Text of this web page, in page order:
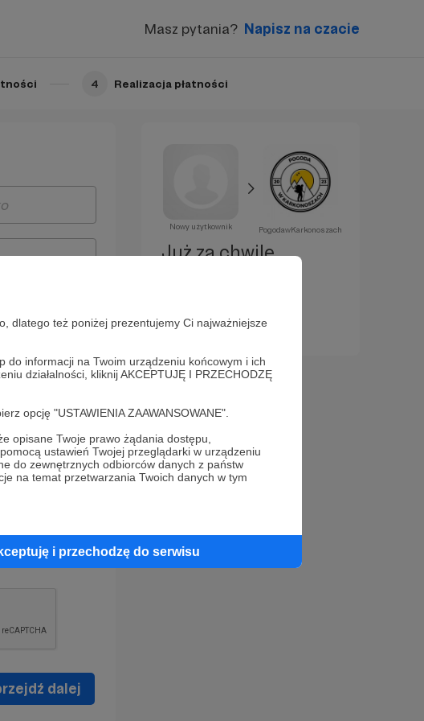
dlatego też poniżej prezentujemy Ci najważniejsze
informacji na Twoim urządzeniu końcowym i ich
działalności, kliknij AKCEPTUJĘ I PRZECHODZĘ
opcję "USTAWIENIA ZAAWANSOWANE".
opisane Twoje prawo żądania dostępu,
ustawień Twojej przeglądarki w urządzeniu
do zewnętrznych odbiorców danych z państw
na temat przetwarzania Twoich danych w tym
i przechodzę do serwisu
Masz pytania? Napisz na czacie
4 Realizacja płatności
danych
w celu
ta może zostać
dalej
Nowy użytkownik PogodawKarkonoszach
Już za chwilę